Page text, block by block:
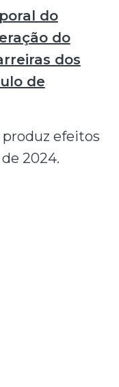
do
do
dos
de
produz efeitos
2024.